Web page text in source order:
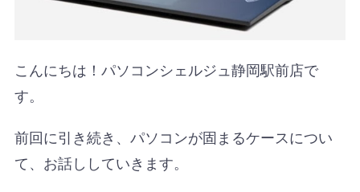
こんにちは！パソコンシェルジュ静岡駅前店で
す。
前回に引き続き、パソコンが固まるケースについ
て、お話ししていきます。